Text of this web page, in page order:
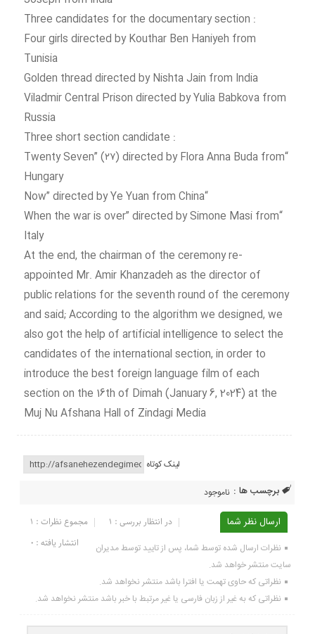
: Three candidates for the documentary section
Four girls directed by Kouthar Ben Haniyeh from
Tunisia
Golden thread directed by Nishta Jain from India
Viladmir Central Prison directed by Yulia Babkova from
Russia
: Three short section candidate
“Twenty Seven” (۲۷) directed by Flora Anna Buda from
Hungary
“Now” directed by Ye Yuan from China
“When the war is over” directed by Simone Masi from
Italy
At the end, the chairman of the ceremony re-
appointed Mr. Amir Khanzadeh as the director of
public relations for the seventh round of the ceremony
and said; According to the algorithm we designed, we
also got the help of artificial intelligence to select the
candidates of the international section, in order to
introduce the best foreign language film of each
section on the 16th of Dimah (January 6, 2024) at the
Muj Nu Afshana Hall of Zindagi Media
لینک کوتاه
برچسب ها : ناموجود
ارسال نظر شما مجموع نظرات : 1
در انتظار بررسی : 1
انتشار یافته : ۰
نظرات ارسال شده توسط شما، پس از تایید توسط مدیران
سایت منتشر خواهد شد.
نظراتی که حاوی تهمت یا افترا باشد منتشر نخواهد شد.
نظراتی که به غیر از زبان فارسی یا غیر مرتبط با خبر باشد منتشر نخواهد شد.